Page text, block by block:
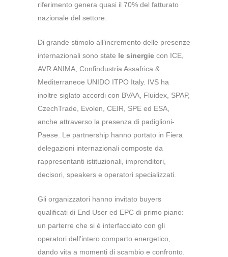
riferimento genera quasi il 70% del fatturato
nazionale del settore.
Di grande stimolo all’incremento delle presenze
internazionali sono state le sinergie con ICE,
AVR ANIMA, Confindustria Assafrica &
Mediterraneoe UNIDO ITPO Italy. IVS ha
inoltre siglato accordi con BVAA, Fluidex, SPAP,
CzechTrade, Evolen, CEIR, SPE ed ESA,
anche attraverso la presenza di padiglioni-
Paese. Le partnership hanno portato in Fiera
delegazioni internazionali composte da
rappresentanti istituzionali, imprenditori,
decisori, speakers e operatori specializzati.
Gli organizzatori hanno invitato buyers
qualificati di End User ed EPC di primo piano:
un parterre che si è interfacciato con gli
operatori dell’intero comparto energetico,
dando vita a momenti di scambio e confronto.